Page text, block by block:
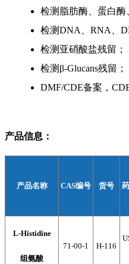
检测脂肪酶、蛋白酶
检测DNA RNA
检测亚硝酸盐残留；
检测β-Glucans残留；
DMF/CDE备案，
产品信息：
产品名称 CAS编号 货号
L-Histidine
组氨酸
71-00-1 H-116